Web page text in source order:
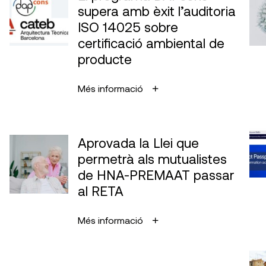
supera amb èxit l’auditoria
ISO 14025 sobre
certificació ambiental de
producte
Més informació
Aprovada la Llei que
permetrà als mutualistes
de HNA-PREMAAT passar
al RETA
Més informació